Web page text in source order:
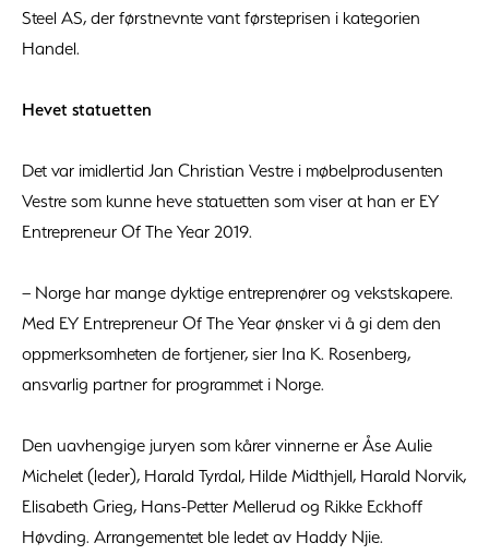
Steel AS, der førstnevnte vant førsteprisen i kategorien
Handel.
Hevet statuetten
Det var imidlertid Jan Christian Vestre i møbelprodusenten
Vestre som kunne heve statuetten som viser at han er EY
Entrepreneur Of The Year 2019.
– Norge har mange dyktige entreprenører og vekstskapere.
Med EY Entrepreneur Of The Year ønsker vi å gi dem den
oppmerksomheten de fortjener, sier Ina K. Rosenberg,
ansvarlig partner for programmet i Norge.
Den uavhengige juryen som kårer vinnerne er Åse Aulie
Michelet (leder), Harald Tyrdal, Hilde Midthjell, Harald Norvik,
Elisabeth Grieg, Hans-Petter Mellerud og Rikke Eckhoff
Høvding. Arrangementet ble ledet av Haddy Njie.